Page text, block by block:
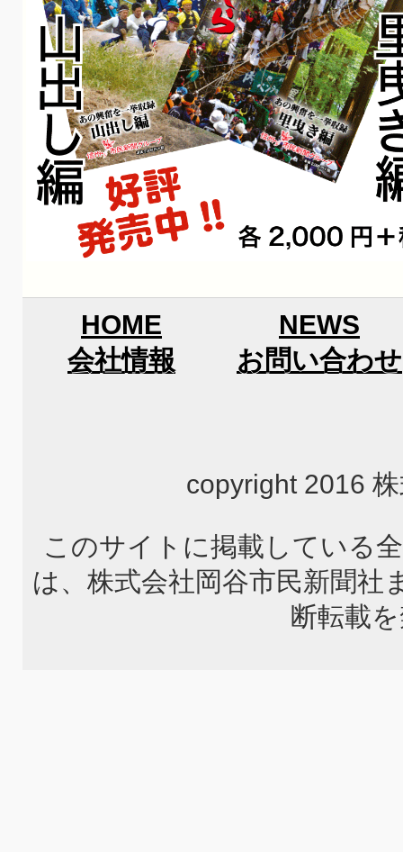
HOME
NEWS
会社情報
お問い合わせ
copyright 2016
このサイトに掲載している
は、株式会社岡谷市民新聞社
断転載